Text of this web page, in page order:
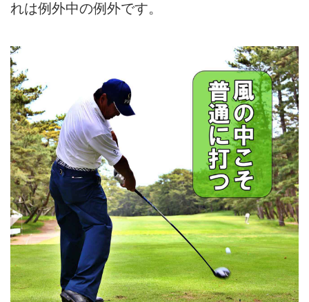
れは例外中の例外です。